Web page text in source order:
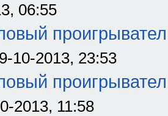
06:55
10-2013, 23:53
2013, 11:58